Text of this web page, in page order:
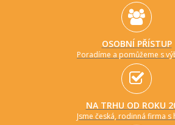
OSOBNÍ PŘÍSTUP
Poradíme a pomůžeme s
NA TRHU OD ROKU
Jsme česká, rodinná firma s